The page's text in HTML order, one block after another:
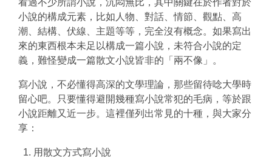
看過不少所謂小說，沉悶無比，其中關鍵在於作者對於
小說的構成元素，比如人物、對話、情節、觀點、高
潮、結構、伏線、主題等等，完全沒有概念。如果寫出
來的東西根本未足以構成一篇小說，未符合小說的定
義，難怪變成一篇散文小說皆非的「兩不像」。
寫小說，不必懂得高深的文學理論，那些留待唸大學時
留心吧。只要懂得避開幾種寫小說常犯的毛病，等於跟
小說距離又近一步。這裡僅列出常見的十種，與大家分
享：
用散文方式寫小說